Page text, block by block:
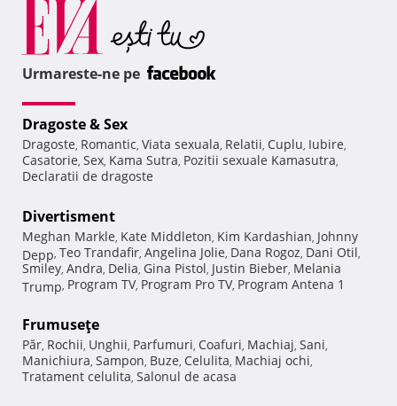
Urmareste-ne pe
Dragoste & Sex
Dragoste, Romantic, Viata sexuala, Relatii, Cuplu, Iubire,
Casatorie, Sex, Kama Sutra, Pozitii sexuale Kamasutra,
Declaratii de dragoste
Divertisment
Meghan Markle, Kate Middleton, Kim Kardashian, Johnny
Depp, Teo Trandafir, Angelina Jolie, Dana Rogoz, Dani Otil,
Smiley, Andra, Delia, Gina Pistol, Justin Bieber, Melania
Trump, Program TV, Program Pro TV, Program Antena 1
Frumuseţe
Păr, Rochii, Unghii, Parfumuri, Coafuri, Machiaj, Sani,
Manichiura, Sampon, Buze, Celulita, Machiaj ochi,
Tratament celulita, Salonul de acasa